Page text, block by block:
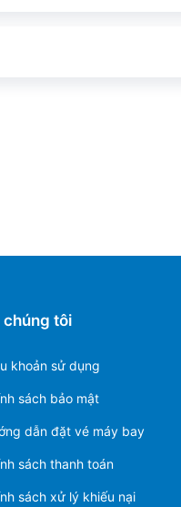
chúng tôi
khoản sử dụng
sách bảo mật
dẫn đặt vé máy bay
sách thanh toán
sách xử lý khiếu nại